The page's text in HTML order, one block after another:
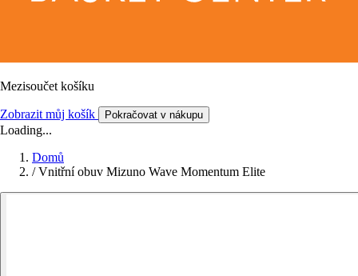
Mezisoučet košíku
Zobrazit můj košík Pokračovat v nákupu
Loading...
Domů
/ Vnitřní obuv Mizuno Wave Momentum Elite